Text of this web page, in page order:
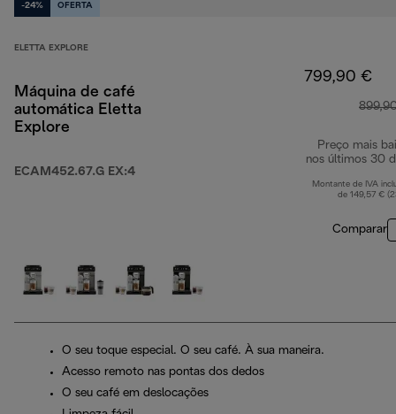
-24% OFERTA
ELETTA EXPLORE
Máquina de café
automática Eletta
Explore
ECAM452.67.G EX:4
799,90 €
Preço mais
nos últimos 30
Montante de IVA
de 149,57 €
Comparar
O seu toque especial. O seu café. À sua maneira.
Acesso remoto nas pontas dos dedos
O seu café em deslocações